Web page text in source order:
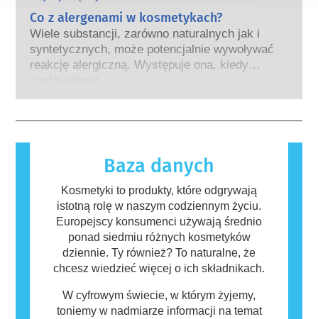
substancji jednak, a są to głównie leki o
silnym działaniu, ma potwierdzone działanie
powodujące zaburzenia układu hormonalnego.
Rygorystyczne oceny bezpieczeństwa
produktów przeprowadzane przez
funkcjonowania układu hormonalnego.
kosmetyczny inwestował w badania i rozwój,
tak aby stworzyć pionierskie alternatywy dla
testowania na zwierzętach w celu oceny
bezpieczeństwa składników i produktów
kosmetycznych.
Co z alergenami w kosmetykach?
Wiele substancji, zarówno naturalnych jak i
syntetycznych, może potencjalnie wywoływać
reakcję alergiczną. Występuje ona, kiedy
układ odpornościowy danej osoby zareaguje
mogą zawierać składniki, które dla niektórych
osób mogą okazać się alergizujące. Nie
oznacza to jednak, że produkt nie jest
bezpieczny dla innych.
czytaj więcej
Baza danych
Kosmetyki to produkty, które odgrywają
istotną rolę w naszym codziennym życiu.
Europejscy konsumenci używają średnio
ponad siedmiu różnych kosmetyków
dziennie. Ty również? To naturalne, że
chcesz wiedzieć więcej o ich składnikach.
W cyfrowym świecie, w którym żyjemy,
toniemy w nadmiarze informacji na temat